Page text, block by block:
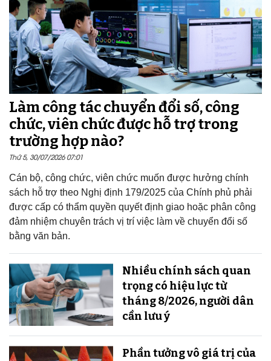
Làm công tác chuyển đổi số, công
chức, viên chức được hỗ trợ trong
trường hợp nào?
Thứ 5, 30/07/2026 07:01
Cán bộ, công chức, viên chức muốn được hưởng chính
sách hỗ trợ theo Nghị định 179/2025 của Chính phủ phải
được cấp có thẩm quyền quyết định giao hoặc phân công
đảm nhiệm chuyên trách vị trí việc làm về chuyển đổi số
bằng văn bản.
Nhiều chính sách quan
trọng có hiệu lực từ
tháng 8/2026, người dân
cần lưu ý
Phần tưởng vô giá trị của